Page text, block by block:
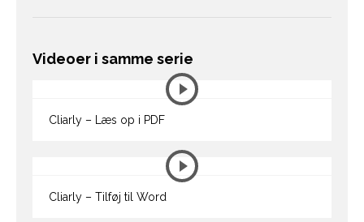
Videoer i samme serie
Cliarly – Læs op i PDF
Cliarly – Tilføj til Word